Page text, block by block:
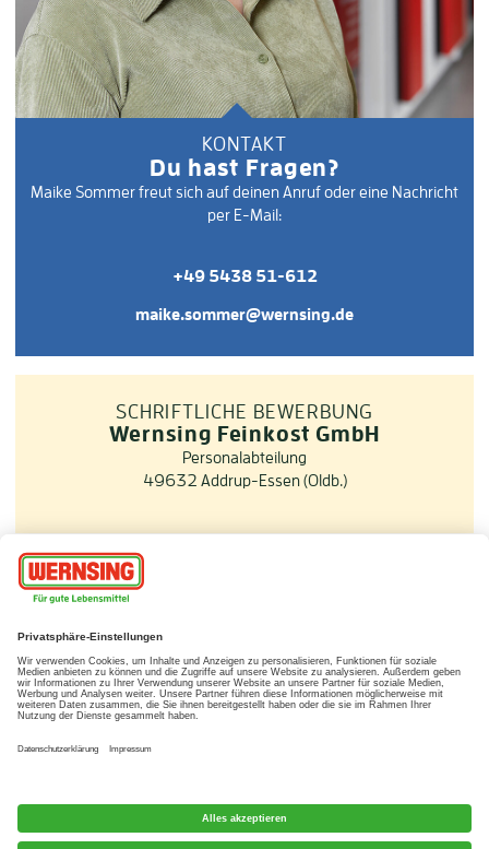
KONTAKT
Du hast Fragen?
Maike Sommer freut sich auf deinen Anruf oder eine Nachricht
per E-Mail:
+49 5438 51-612
maike.sommer@wernsing.de
SCHRIFTLICHE BEWERBUNG
Wernsing Feinkost GmbH
Personalabteilung
49632 Addrup-Essen (Oldb.)
Location: D-49632 Addrup-Essen/Oldb.
© Wernsing Feinkost GmbH, 2017
Impressum
Datenschutz Barrierefreiheitserklärung